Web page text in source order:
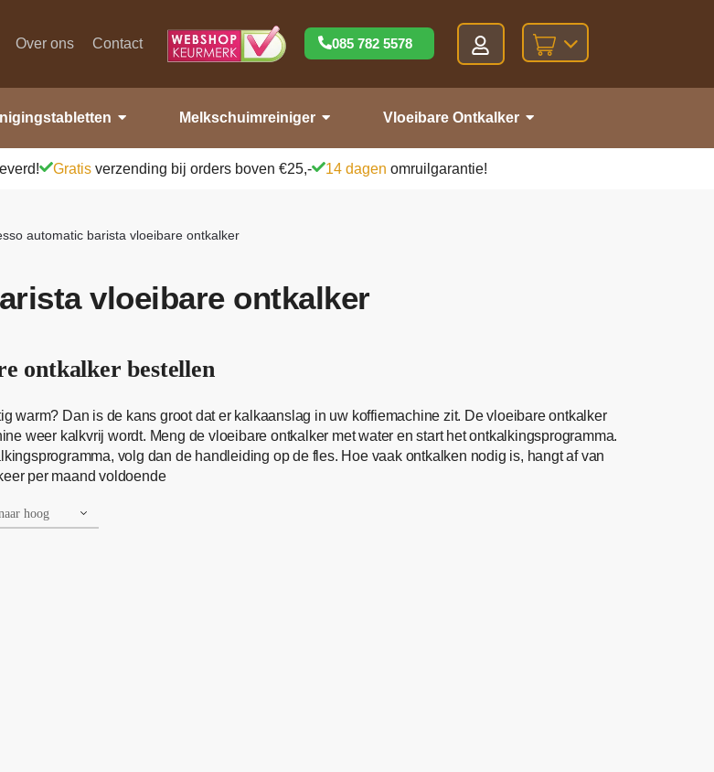
Over ons Contact 085 782 5578
Melkschuimreiniger Vloeibare Ontkalker
Gratis verzending bij orders boven €25,- 14 dagen omruilgarantie!
automatic barista vloeibare ontkalker
vloeibare ontkalker
ontkalker bestellen
warm? Dan is de kans groot dat er kalkaanslag in uw koffiemachine zit. De vloeibare ontkalker
weer kalkvrij wordt. Meng de vloeibare ontkalker met water en start het ontkalkingsprogramma.
volg dan de handleiding op de fles. Hoe vaak ontkalken nodig is, hangt af van
per maand voldoende